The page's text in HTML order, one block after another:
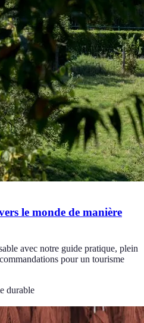
le monde de manière
avec notre guide pratique, plein
pour un tourisme
durable